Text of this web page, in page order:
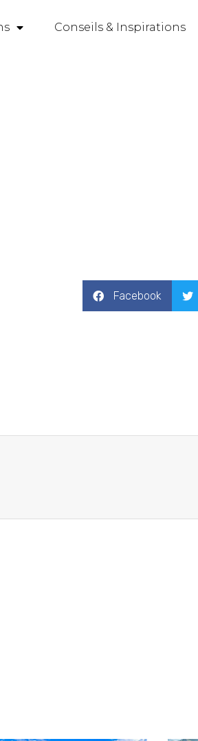
Conseils & Inspirations
Facebook